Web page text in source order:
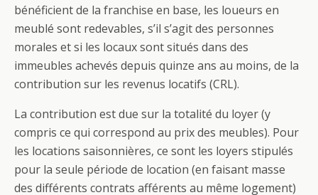
bénéficient de la franchise en base, les loueurs en
meublé sont redevables, s’il s’agit des personnes
morales et si les locaux sont situés dans des
immeubles achevés depuis quinze ans au moins, de la
contribution sur les revenus locatifs (CRL).
La contribution est due sur la totalité du loyer (y
compris ce qui correspond au prix des meubles). Pour
les locations saisonnières, ce sont les loyers stipulés
pour la seule période de location (en faisant masse
des différents contrats afférents au même logement)